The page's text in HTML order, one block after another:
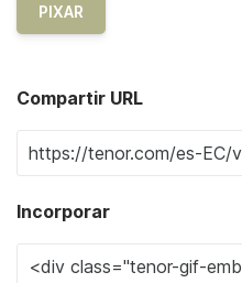
PIXAR
Compartir URL
Incorporar